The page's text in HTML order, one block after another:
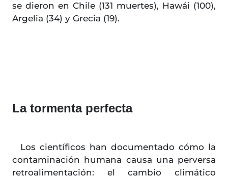
se dieron en Chile (131 muertes), Hawái (100),
Argelia (34) y Grecia (19).
La tormenta perfecta
Los científicos han documentado cómo la
contaminación humana causa una perversa
retroalimentación: el cambio climático